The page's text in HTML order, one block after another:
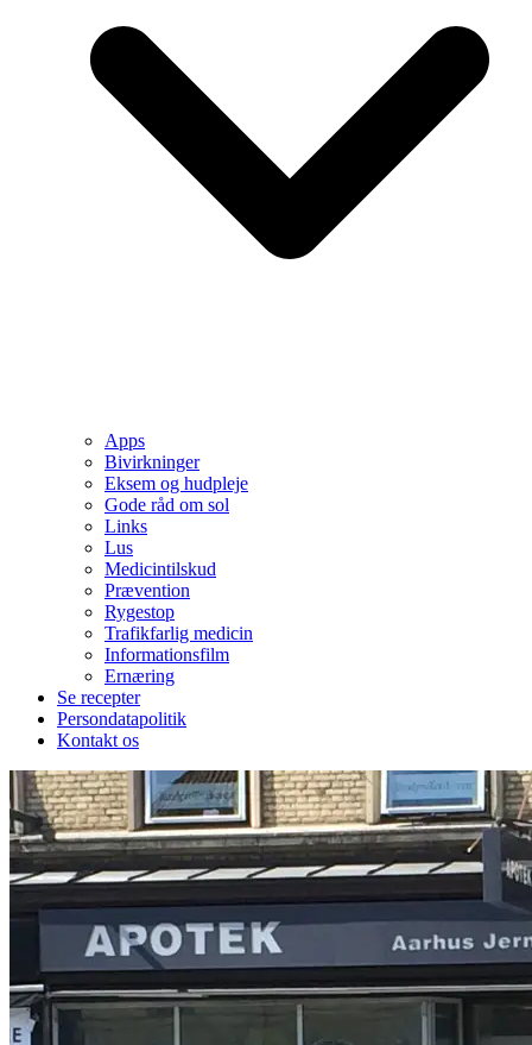
Apps
Bivirkninger
Eksem og hudpleje
Gode råd om sol
Links
Lus
Medicintilskud
Prævention
Rygestop
Trafikfarlig medicin
Informationsfilm
Ernæring
Se recepter
Persondatapolitik
Kontakt os